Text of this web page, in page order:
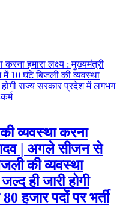
व्यवस्था करना
| अगले सीजन से
की व्यवस्था
ही जारी होगी
हजार पदों पर भर्ती